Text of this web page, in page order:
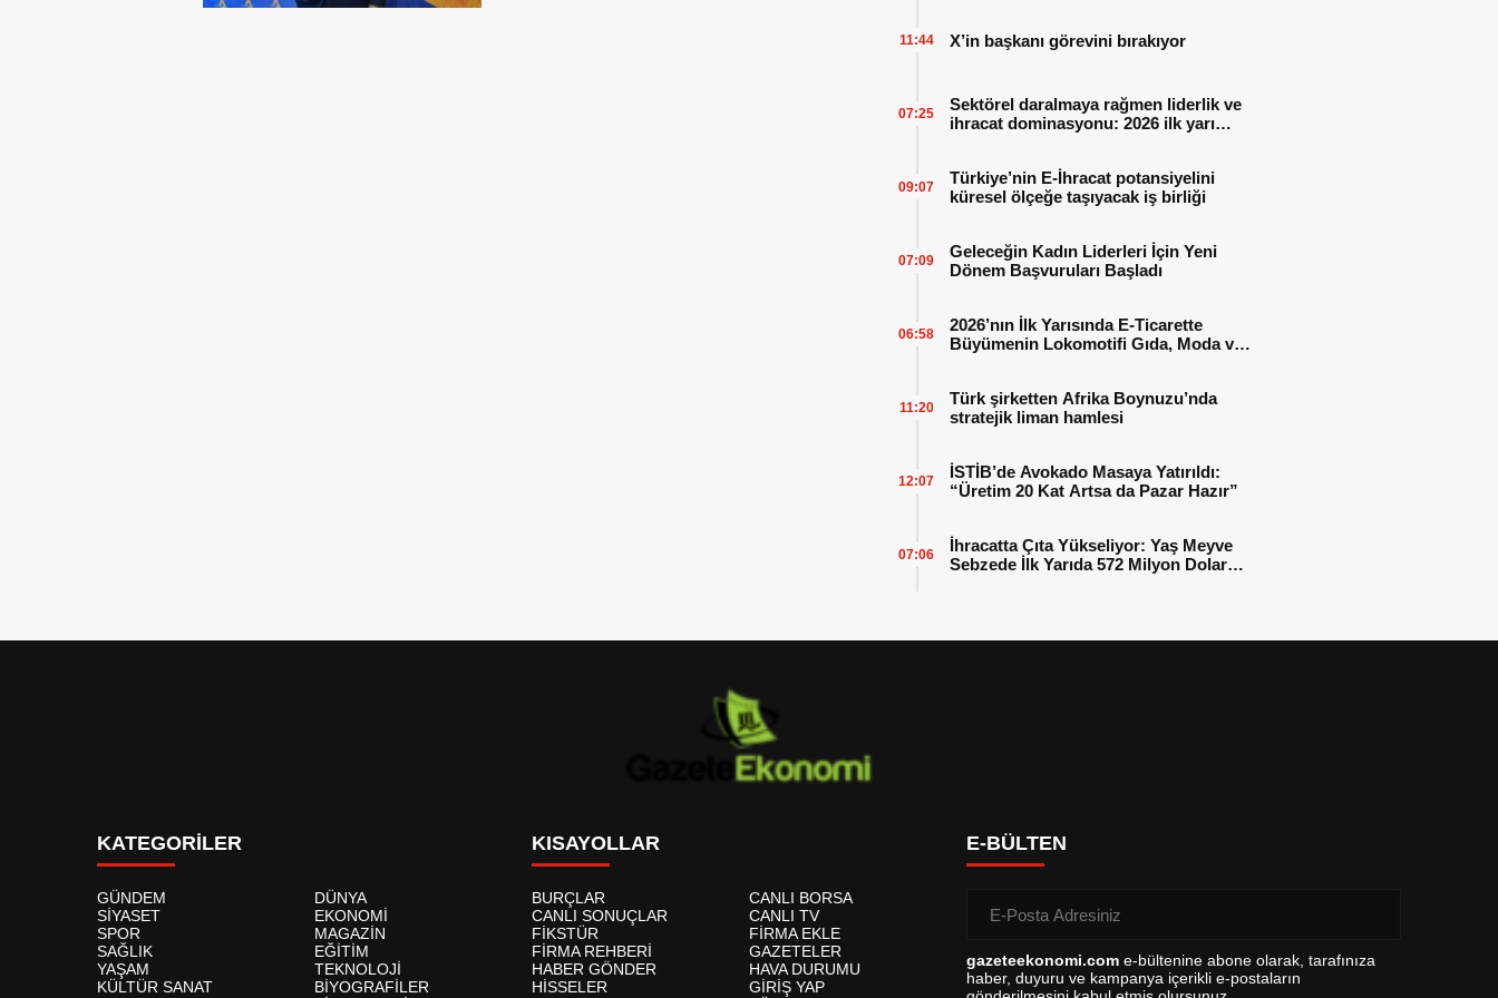
X’in başkanı görevini bırakıyor
11:44
Sektörel daralmaya rağmen liderlik ve
ihracat dominasyonu: 2026 ilk yarı
07:25
Türkiye’nin E-İhracat potansiyelini
küresel ölçeğe taşıyacak iş birliği
09:07
Geleceğin Kadın Liderleri İçin Yeni
Dönem Başvuruları Başladı
07:09
2026’nın İlk Yarısında E-Ticarette
Büyümenin Lokomotifi Gıda, Moda ve
06:58
Türk şirketten Afrika Boynuzu’nda
stratejik liman hamlesi
11:20
İSTİB’de Avokado Masaya Yatırıldı:
“Üretim 20 Kat Artsa da Pazar Hazır”
12:07
İhracatta Çıta Yükseliyor: Yaş Meyve
Sebzede İlk Yarıda 572 Milyon Dolar
07:06
KATEGORİLER
GÜNDEM
DÜNYA
SİYASET
EKONOMİ
SPOR
MAGAZİN
SAĞLIK
EĞİTİM
YAŞAM
TEKNOLOJİ
KÜLTÜR SANAT
BİYOGRAFİLER
KISAYOLLAR
BURÇLAR
CANLI BORSA
CANLI SONUÇLAR
CANLI TV
FİKSTÜR
FİRMA EKLE
FİRMA REHBERİ
GAZETELER
HABER GÖNDER
HAVA DURUMU
HİSSELER
GİRİŞ YAP
E-BÜLTEN
gazeteekonomi.com e-bültenine abone olarak, tarafınıza
haber, duyuru ve kampanya içerikli e-postaların